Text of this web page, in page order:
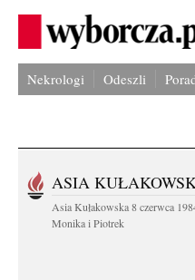
Nekrologi Odeszli
ASIA
Asia Kułakowska 8 czerwca
Monika i Piotrek